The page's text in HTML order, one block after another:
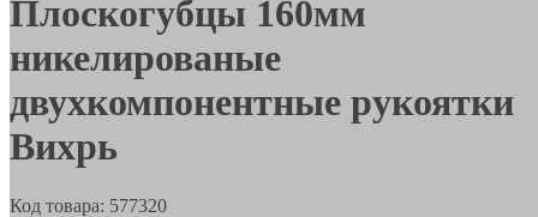
Плоскогубцы 160мм
никелированые
двухкомпонентные рукоятки
Вихрь
Код товара: 577320